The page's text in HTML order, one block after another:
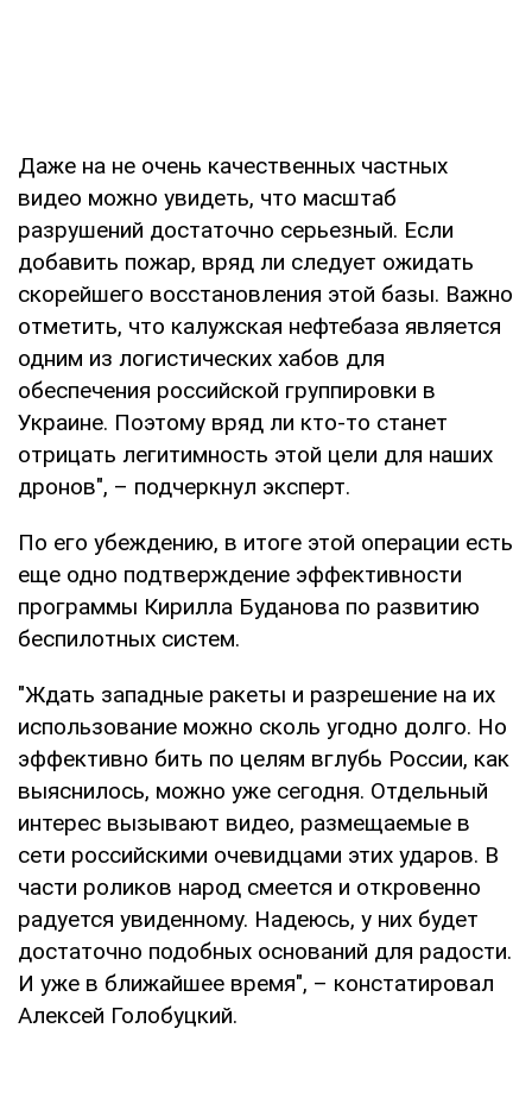
Даже на не очень качественных частных
видео можно увидеть, что масштаб
разрушений достаточно серьезный. Если
добавить пожар, вряд ли следует ожидать
скорейшего восстановления этой базы. Важно
отметить, что калужская нефтебаза является
одним из логистических хабов для
обеспечения российской группировки в
Украине. Поэтому вряд ли кто-то станет
отрицать легитимность этой цели для наших
дронов", – подчеркнул эксперт.
По его убеждению, в итоге этой операции есть
еще одно подтверждение эффективности
программы Кирилла Буданова по развитию
беспилотных систем.
"Ждать западные ракеты и разрешение на их
использование можно сколь угодно долго. Но
эффективно бить по целям вглубь России, как
выяснилось, можно уже сегодня. Отдельный
интерес вызывают видео, размещаемые в
сети российскими очевидцами этих ударов. В
части роликов народ смеется и откровенно
радуется увиденному. Надеюсь, у них будет
достаточно подобных оснований для радости.
И уже в ближайшее время", – констатировал
Алексей Голобуцкий.